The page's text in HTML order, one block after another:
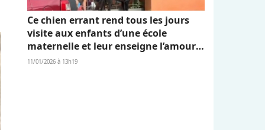
Ce chien errant rend tous les jours
visite aux enfants d’une école
maternelle et leur enseigne l’amour
et l’empathie (vidéo)
11/01/2026 à 13h19